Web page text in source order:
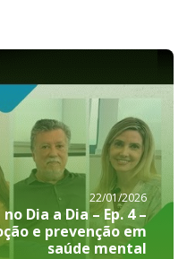
22/01/2026
Dia a Dia – Ep. 4 –
e prevenção em
saúde mental